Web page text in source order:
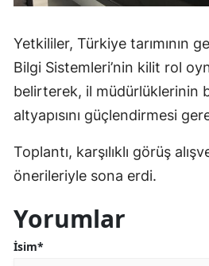
Yetkililer, Türkiye tarımının
Bilgi Sistemleri’nin kilit rol
belirterek, il müdürlüklerinin
altyapısını güçlendirmesi
Toplantı, karşılıklı görüş
önerileriyle sona erdi.
Yorumlar
İsim*